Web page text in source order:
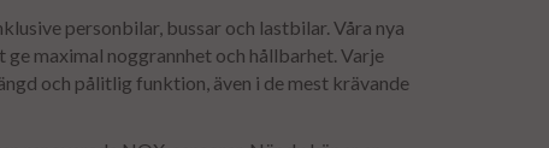
personbilar, bussar och lastbilar. Våra nya
maximal noggrannhet och hållbarhet. Varje
och pålitlig funktion, även i de mest krävande